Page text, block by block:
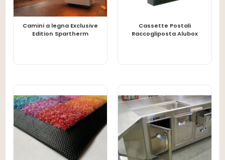
LEGGI TUTTO
Camini a legna Exclusive
Edition Spartherm
LEGGI TUTTO
Cassette Postali
Raccogliposta Alubox